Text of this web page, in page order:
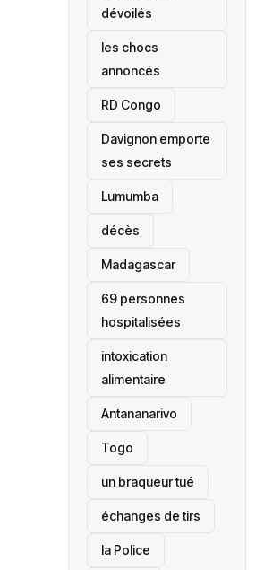
dévoilés
les chocs
annoncés
‎RD Congo
Davignon emporte
ses secrets
Lumumba
décès
‎Madagascar
69 personnes
hospitalisées
intoxication
alimentaire
Antananarivo
‎Togo
un braqueur tué
échanges de tirs
la Police